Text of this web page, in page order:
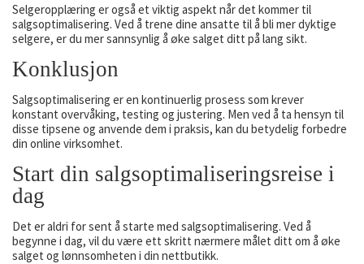
Selgeropplæring er også et viktig aspekt når det kommer til
salgsoptimalisering. Ved å trene dine ansatte til å bli mer dyktige
selgere, er du mer sannsynlig å øke salget ditt på lang sikt.
Konklusjon
Salgsoptimalisering er en kontinuerlig prosess som krever
konstant overvåking, testing og justering. Men ved å ta hensyn til
disse tipsene og anvende dem i praksis, kan du betydelig forbedre
din online virksomhet.
Start din salgsoptimaliseringsreise i
dag
Det er aldri for sent å starte med salgsoptimalisering. Ved å
begynne i dag, vil du være ett skritt nærmere målet ditt om å øke
salget og lønnsomheten i din nettbutikk.